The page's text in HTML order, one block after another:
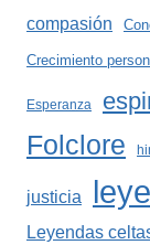
compasión
Crecimiento
Esperanza
Folclore
justicia
Leyendas